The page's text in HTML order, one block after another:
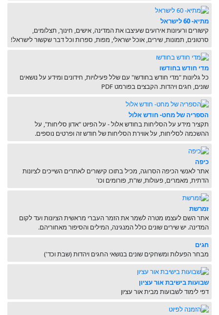
מתיא- 60 לישראל
קישורים ורעיונות אירועים שעיצבו את המדינה, אישים, חינוך, תצלומים,
סרטונים, תמונות, שירים, אוכל ישראלי, מפות, ספרות וכל דבר שקשור לישראל!
מדי חודש בחודשו
כל גליונות "מדי חודש בחודשו" עם שלל פעילויות, חידונים ומידע על נושאים
שונים, חגים ויהדות. הקבצים בפורמט PDF
הספריה של מחט- חודש אלול
תקציר מידע על הסליחות בחודש אלול - על הפיוט "אדון סליחות", על
ההשכמה לסליחות, על אווירת הסליחות של חודש זה ופרטים נוספים.
כיפה
אתר לאנשי הכיפה הסרוגה, מכיל בתוכו קישורים לאתרים השייכים לציונות
הדתית, מאמרים, פעולות, שו"ת, פורומים וכו'
זמרשת
אתר השם לעצמו מטרה לשמר את הזמר העברי מראשית הציונות ועד לקום
המדינה. יש שירים שונים כולל המנגינה, המילים והסיפור מאחוריהם.
חגים
מבחר הפעלות ומשחקים שונים בנושאי החגים ויהדות (שבת וכד')
שבועות בישיבת אור עציון
דפי לימוד לשבועות מבית אור עציון